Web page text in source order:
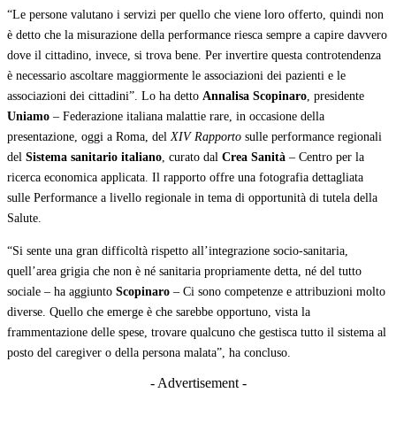
“Le persone valutano i servizi per quello che viene loro offerto, quindi non
è detto che la misurazione della performance riesca sempre a capire davvero
dove il cittadino, invece, si trova bene. Per invertire questa controtendenza
è necessario ascoltare maggiormente le associazioni dei pazienti e le
associazioni dei cittadini”. Lo ha detto Annalisa Scopinaro, presidente
Uniamo – Federazione italiana malattie rare, in occasione della
presentazione, oggi a Roma, delXIV Rapporto sulle performance regionali
del Sistema sanitario italiano, curato dal Crea Sanità – Centro per la
ricerca economica applicata. Il rapporto offre una fotografia dettagliata
sulle Performance a livello regionale in tema di opportunità di tutela della
Salute.
“Si sente una gran difficoltà rispetto all’integrazione socio-sanitaria,
quell’area grigia che non è né sanitaria propriamente detta, né del tutto
sociale – ha aggiunto Scopinaro – Ci sono competenze e attribuzioni molto
diverse. Quello che emerge è che sarebbe opportuno, vista la
frammentazione delle spese, trovare qualcuno che gestisca tutto il sistema al
posto del caregiver o della persona malata”, ha concluso.
- Advertisement -